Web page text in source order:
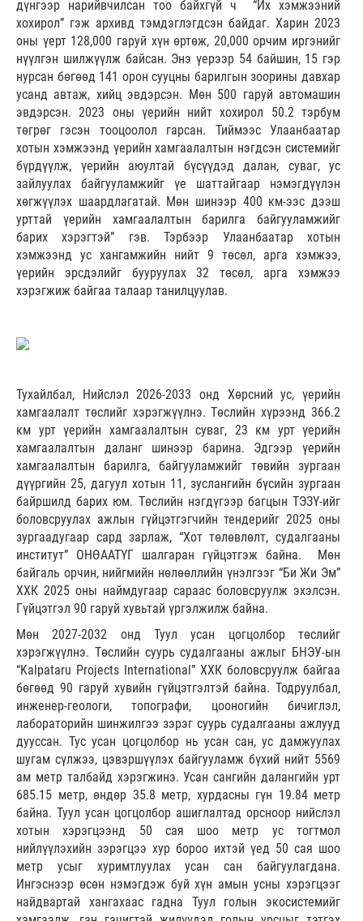
дүнгээр нарийвчилсан тоо байхгүй ч “Их хэмжээний
хохирол” гэж архивд тэмдэглэгдсэн байдаг. Харин 2023
оны үерт 128,000 гаруй хүн өртөж, 20,000 орчим иргэнийг
нүүлгэн шилжүүлж байсан. Энэ үерээр 54 байшин, 15 гэр
нурсан бөгөөд 141 орон сууцны барилгын зоорины давхар
усанд автаж, хийц эвдэрсэн. Мөн 500 гаруй автомашин
эвдэрсэн. 2023 оны үерийн нийт хохирол 50.2 тэрбум
төгрөг гэсэн тооцоолол гарсан. Тиймээс Улаанбаатар
хотын хэмжээнд үерийн хамгаалалтын нэгдсэн системийг
бүрдүүлж, үерийн аюултай бүсүүдэд далан, суваг, ус
зайлуулах байгууламжийг үе шаттайгаар нэмэгдүүлэн
хөгжүүлэх шаардлагатай. Мөн шинээр 400 км-ээс дээш
урттай үерийн хамгаалалтын барилга байгууламжийг
барих хэрэгтэй” гэв. Тэрбээр Улаанбаатар хотын
хэмжээнд ус хангамжийн нийт 9 төсөл, арга хэмжээ,
үерийн эрсдэлийг бууруулах 32 төсөл, арга хэмжээ
хэрэгжиж байгаа талаар танилцуулав.
Тухайлбал, Нийслэл 2026-2033 онд Хөрсний ус, үерийн
хамгаалалт төслийг хэрэгжүүлнэ. Төслийн хүрээнд 366.2
км урт үерийн хамгаалалтын суваг, 23 км урт үерийн
хамгаалалтын даланг шинээр барина. Эдгээр үерийн
хамгаалалтын барилга, байгууламжийг төвийн зургаан
дүүргийн 25, дагуул хотын 11, зуслангийн бүсийн зургаан
байршилд барих юм. Төслийн нэгдүгээр багцын ТЭЗҮ-ийг
боловсруулах ажлын гүйцэтгэгчийн тендерийг 2025 оны
зургаадугаар сард зарлаж, “Хот төлөвлөлт, судалгааны
институт” ОНӨААТҮГ шалгаран гүйцэтгэж байна. Мөн
байгаль орчин, нийгмийн нөлөөллийн үнэлгээг “Би Жи Эм”
ХХК 2025 оны наймдугаар сараас боловсруулж эхэлсэн.
Гүйцэтгэл 90 гаруй хувьтай үргэлжилж байна.
Мөн 2027-2032 онд Туул усан цогцолбор төслийг
хэрэгжүүлнэ. Төслийн суурь судалгааны ажлыг БНЭУ-ын
“Kalpataru Projects International” ХХК боловсруулж байгаа
бөгөөд 90 гаруй хувийн гүйцэтгэлтэй байна. Тодруулбал,
инженер-геологи, топографи, цооногийн бичиглэл,
лабораторийн шинжилгээ зэрэг суурь судалгааны ажлууд
дууссан. Тус усан цогцолбор нь усан сан, ус дамжуулах
шугам сүлжээ, цэвэршүүлэх байгууламж бүхий нийт 5569
ам метр талбайд хэрэгжинэ. Усан сангийн далангийн урт
685.15 метр, өндөр 35.8 метр, хурдасны гүн 19.84 метр
байна. Туул усан цогцолбор ашиглалтад орсноор нийслэл
хотын хэрэгцээнд 50 сая шоо метр ус тогтмол
нийлүүлэхийн зэрэгцээ хур бороо ихтэй үед 50 сая шоо
метр усыг хуримтлуулах усан сан байгуулагдана.
Ингэснээр өсөн нэмэгдэж буй хүн амын усны хэрэгцээг
найдвартай хангахаас гадна Туул голын экосистемийг